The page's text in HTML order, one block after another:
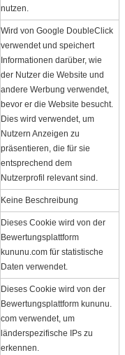
nutzen.
Wird von Google DoubleClick
verwendet und speichert
Informationen darüber, wie
der Nutzer die Website und
andere Werbung verwendet,
bevor er die Website besucht.
Dies wird verwendet, um
Nutzern Anzeigen zu
präsentieren, die für sie
entsprechend dem
Nutzerprofil relevant sind.
Keine Beschreibung
Dieses Cookie wird von der
Bewertungsplattform
kununu.com für statistische
Daten verwendet.
Dieses Cookie wird von der
Bewertungsplattform kununu.​
com verwendet, um
länderspezifische IPs zu
erkennen.